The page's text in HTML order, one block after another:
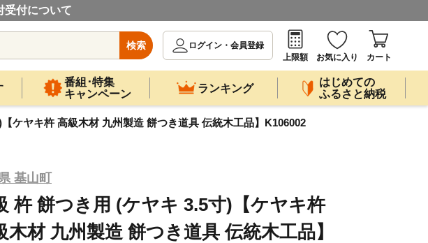
受付について
検索
ログイン・会員登録
上限額
お気に入り カート
番組･特集
キャンペーン
ランキング
はじめての
ふるさと納税
ケヤキ杵 高級木材 九州製造 餅つき道具 伝統木工品】K106002
基山町
杵 餅つき用 (ケヤキ 3.5寸)【ケヤキ杵
木材 九州製造 餅つき道具 伝統木工品】